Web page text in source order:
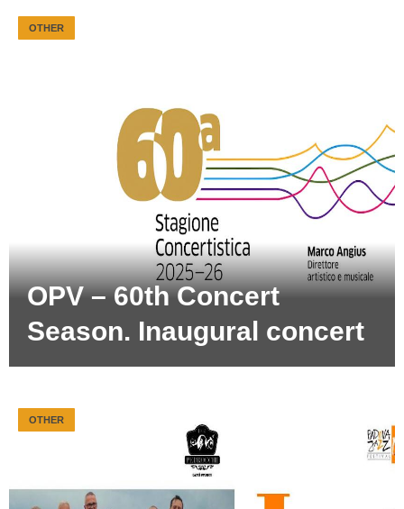
OPV – 60th Concert
Season. Inaugural concert
OTHER
OTHER